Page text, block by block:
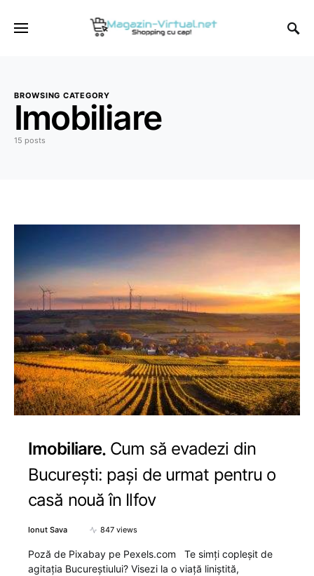
BROWSING CATEGORY
Imobiliare
15 posts
Imobiliare Cum să evadezi din
București: pași de urmat pentru o
casă nouă în Ilfov
Ionut Sava 847 views
Poză de Pixabay pe Pexels.com Te simți copleșit de
agitația Bucureștiului? Visezi la o viață liniștită,